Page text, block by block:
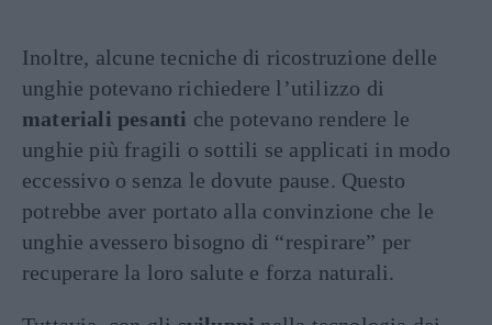
Inoltre, alcune tecniche di ricostruzione delle
unghie potevano richiedere l’utilizzo di
materiali pesanti che potevano rendere le
unghie più fragili o sottili se applicati in modo
eccessivo o senza le dovute pause. Questo
potrebbe aver portato alla convinzione che le
unghie avessero bisogno di “respirare” per
recuperare la loro salute e forza naturali.